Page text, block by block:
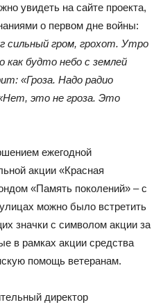
увидеть на сайте проекта,
о первом дне войны:
сильный гром, грохот. Утро
как будто небо с землей
«Гроза. Надо радио
это не гроза. Это
ежегодной
акции «Красная
«Память поколений» – с
можно было встретить
значки с символом акции за
в рамках акции средства
помощь ветеранам.
директор